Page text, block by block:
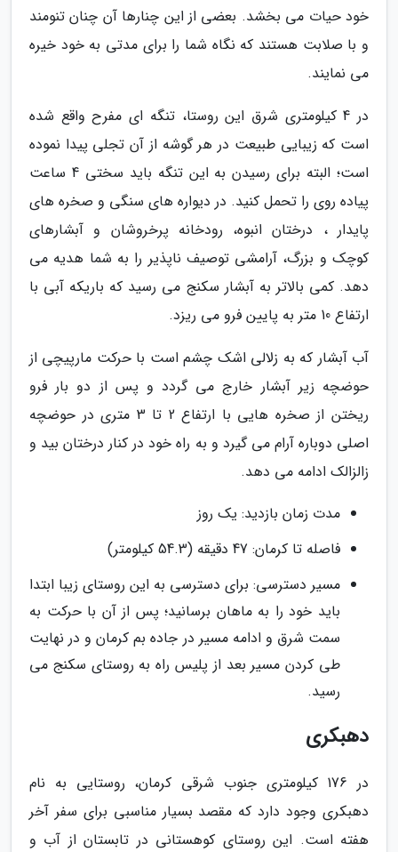
خود حیات می بخشد. بعضی از این چنارها آن چنان تنومند
و با صلابت هستند که نگاه شما را برای مدتی به خود خیره
می نمایند.
در 4 کیلومتری شرق این روستا، تنگه ای مفرح واقع شده
است که زیبایی طبیعت در هر گوشه از آن تجلی پیدا نموده
است؛ البته برای رسیدن به این تنگه باید سختی 4 ساعت
پیاده روی را تحمل کنید. در دیواره های سنگی و صخره های
پایدار ، درختان انبوه، رودخانه پرخروشان و آبشارهای
کوچک و بزرگ، آرامشی توصیف ناپذیر را به شما هدیه می
دهد. کمی بالاتر به آبشار سکنج می رسید که باریکه آبی با
ارتفاع 10 متر به پایین فرو می ریزد.
آب آبشار که به زلالی اشک چشم است با حرکت مارپیچی از
حوضچه زیر آبشار خارج می گردد و پس از دو بار فرو
ریختن از صخره هایی با ارتفاع 2 تا 3 متری در حوضچه
اصلی دوباره آرام می گیرد و به راه خود در کنار درختان بید و
زالزالک ادامه می دهد.
مدت زمان بازدید: یک روز
فاصله تا کرمان: 47 دقیقه (54.3 کیلومتر)
مسیر دسترسی: برای دسترسی به این روستای زیبا ابتدا
باید خود را به ماهان برسانید؛ پس از آن با حرکت به
سمت شرق و ادامه مسیر در جاده بم کرمان و در نهایت
طی کردن مسیر بعد از پلیس راه به روستای سکنج می
رسید.
دهبکری
در 176 کیلومتری جنوب شرقی کرمان، روستایی به نام
دهبکری وجود دارد که مقصد بسیار مناسبی برای سفر آخر
هفته است. این روستای کوهستانی در تابستان از آب و